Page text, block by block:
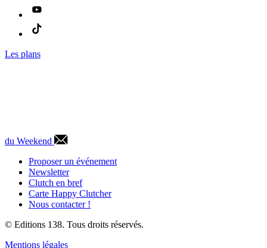
Les plans
du Weekend
Proposer un événement
Newsletter
Clutch en bref
Carte Happy Clutcher
Nous contacter !
© Editions 138. Tous droits réservés.
Mentions légales